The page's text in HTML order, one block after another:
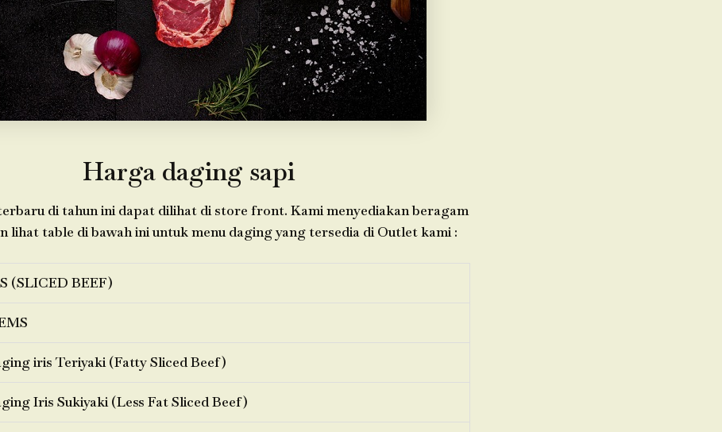
Harga daging sapi
di tahun ini dapat dilihat di store front. Kami menyediakan beragam
lihat table di bawah ini untuk menu daging yang tersedia di Outlet kami :
(SLICED BEEF)
iris Teriyaki (Fatty Sliced Beef)
Iris Sukiyaki (Less Fat Sliced Beef)